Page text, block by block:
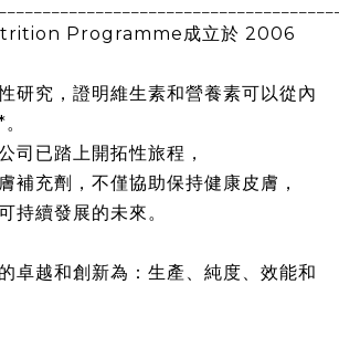
Programme成立於 2006
研究，證明維生素和營養素可以從內
。
司已踏上開拓性旅程，
補充劑，不僅協助保持健康皮膚，
持續發展的未來。
卓越和創新為：生產、純度、效能和